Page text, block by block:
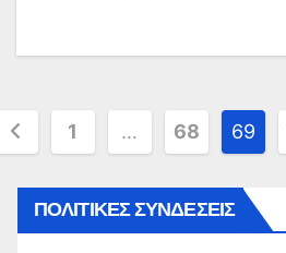
1 … 68 69
ΠΟΛΙΤΙΚΕΣ ΣΥΝΔΕΣΕΙΣ